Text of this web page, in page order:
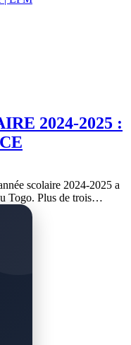
2024-2025 :
scolaire 2024-2025 a
Togo. Plus de trois…